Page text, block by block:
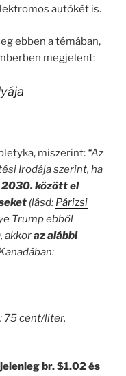
autókét is.
ebben a témában,
megjelent:
miszerint: “Az
Irodája szerint, ha
között el
(lásd: Párizsi
Trumpebből
akkoraz alábbi
75 cent/liter,
jelenleg br. $1.02 és